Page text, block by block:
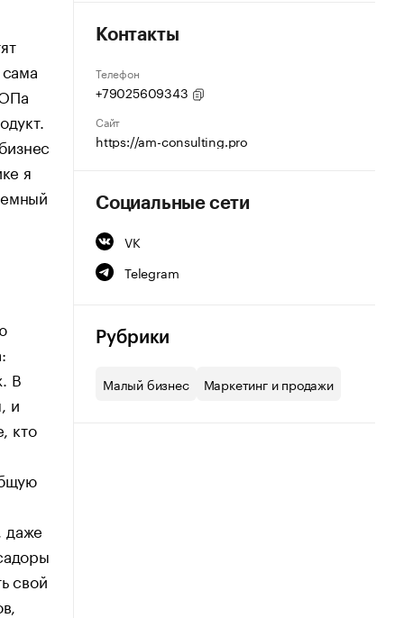
я
В
и
кто
даже
свой
Контакты
Телефон
+79025609343
Сайт
https://am-consulting.pro
Социальные сети
VK
Telegram
Рубрики
Малый бизнес Маркетинг и продажи